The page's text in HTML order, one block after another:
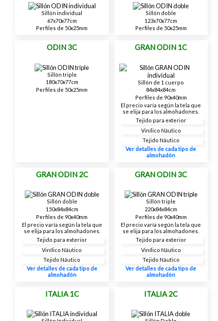
Sillón individual
67x70x77cm
Perfiles de 50x25mm
Sillón doble
123x70x77cm
Perfiles de 50x25mm
ODIN 3C
Sillón triple
180x70x77cm
Perfiles de 50x25mm
GRAN ODIN 1C
Sillón de 1 cuerpo
84x84x84cm
Perfiles de 90x40mm
El precio varía según la tela que
se elija para los almohadones.
Tejido para exterior
Vinílico Náutico
Tejido Náutico
Ver detalles de cada tipo de
almohadón
GRAN ODIN 2C
Sillón doble
150x84x84cm
Perfiles de 90x40mm
El precio varía según la tela que
se elija para los almohadones.
Tejido para exterior
Vinílico Náutico
Tejido Náutico
Ver detalles de cada tipo de
almohadón
GRAN ODIN 3C
Sillón triple
220x84x84cm
Perfiles de 90x40mm
El precio varía según la tela que
se elija para los almohadones.
Tejido para exterior
Vinílico Náutico
Tejido Náutico
Ver detalles de cada tipo de
almohadón
ITALIA 1C ITALIA 2C